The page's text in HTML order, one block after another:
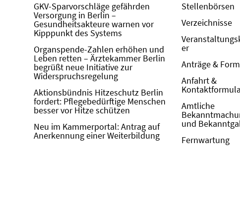
GKV-Sparvorschläge gefährden
Versorgung in Berlin –
Gesundheitsakteure warnen vor
Kipppunkt des Systems
Organspende-Zahlen erhöhen und
Leben retten – Ärztekammer Berlin
begrüßt neue Initiative zur
Widerspruchsregelung
Aktionsbündnis Hitzeschutz Berlin
fordert: Pflegebedürftige Menschen
besser vor Hitze schützen
Neu im Kammerportal: Antrag auf
Anerkennung einer Weiterbildung
Stellenbörsen
Verzeichnisse
er
Anträge &
Anfahrt &
Amtliche
und
Fernwartung